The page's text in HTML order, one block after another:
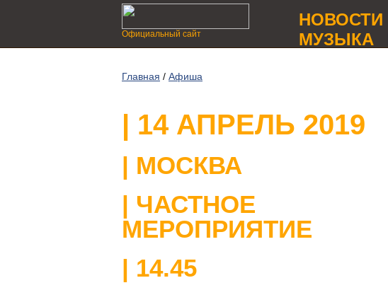
Официальный сайт
НОВОСТИ
МУЗЫКА
Главная / Афиша
| 14 АПРЕЛЬ 2019
| МОСКВА
| ЧАСТНОЕ
МЕРОПРИЯТИЕ
| 14.45